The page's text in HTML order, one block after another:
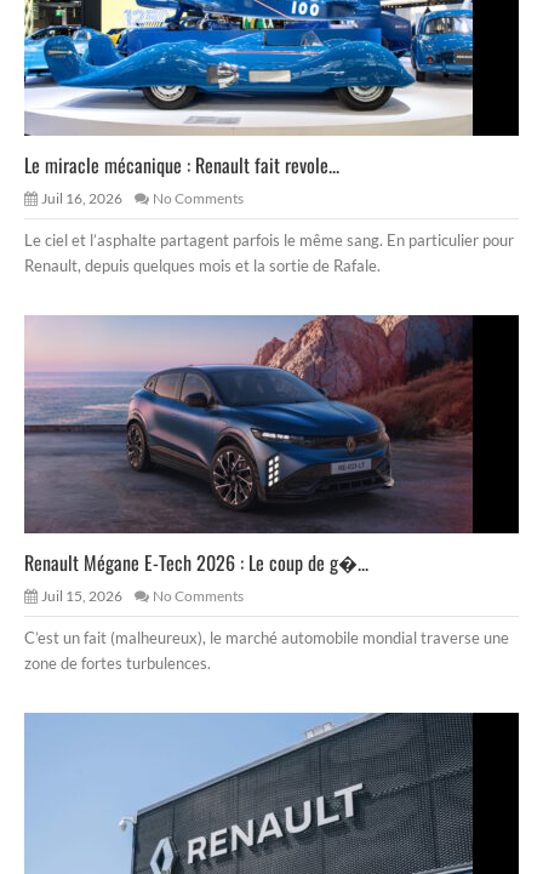
Le miracle mécanique : Renault fait revole...
Juil 16, 2026 No Comments
Le ciel et l’asphalte partagent parfois le même sang. En particulier pour
Renault, depuis quelques mois et la sortie de Rafale.
Renault Mégane E-Tech 2026 : Le coup de g�...
Juil 15, 2026 No Comments
C’est un fait (malheureux), le marché automobile mondial traverse une
zone de fortes turbulences.